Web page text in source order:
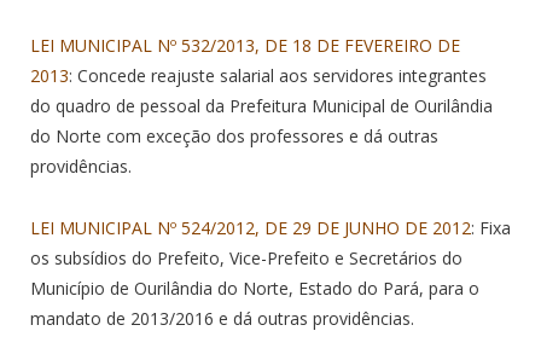
LEI MUNICIPAL Nº 532/2013, DE 18 DE FEVEREIRO DE
2013: Concede reajuste salarial aos servidores integrantes
do quadro de pessoal da Prefeitura Municipal de Ourilândia
do Norte com exceção dos professores e dá outras
providências.
LEI MUNICIPAL Nº 524/2012, DE 29 DE JUNHO DE 2012: Fixa
os subsídios do Prefeito, Vice-Prefeito e Secretários do
Município de Ourilândia do Norte, Estado do Pará, para o
mandato de 2013/2016 e dá outras providências.